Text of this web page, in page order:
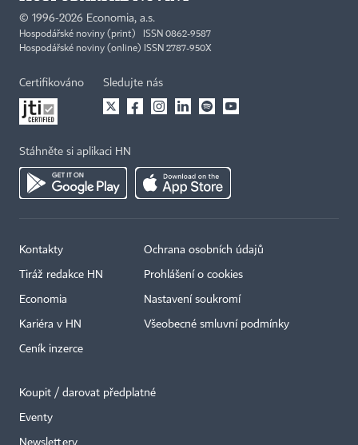
© 1996-2026 Economia, a.s.
Hospodářské noviny (print) ISSN 0862-9587
Hospodářské noviny (online) ISSN 2787-950X
Certifikováno Sledujte nás
Stáhněte si aplikaci HN
Kontakty
Tiráž redakce HN
Economia
Kariéra v HN
Ceník inzerce
Ochrana osobních údajů
Prohlášení o cookies
Nastavení soukromí
Všeobecné smluvní podmínky
Koupit / darovat předplatné
Eventy
Newslettery